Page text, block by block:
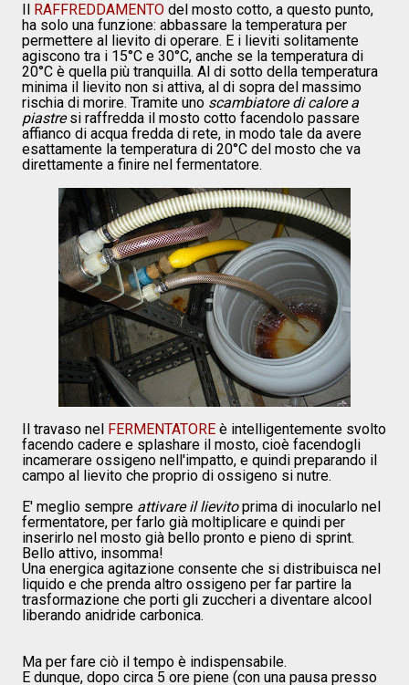
Il RAFFREDDAMENTO del mosto cotto, a questo punto,
ha solo una funzione: abbassare la temperatura per
permettere al lievito di operare. E i lieviti solitamente
agiscono tra i 15°C e 30°C, anche se la temperatura di
20°C è quella più tranquilla. Al di sotto della temperatura
minima il lievito non si attiva, al di sopra del massimo
rischia di morire. Tramite uno scambiatore di calore a
piastresi raffredda il mosto cotto facendolo passare
affianco di acqua fredda di rete, in modo tale da avere
esattamente la temperatura di 20°C del mosto che va
direttamente a finire nel fermentatore.
Il travaso nel FERMENTATORE è intelligentemente svolto
facendo cadere e splashare il mosto, cioè facendogli
incamerare ossigeno nell'impatto, e quindi preparando il
campo al lievito che proprio di ossigeno si nutre.
E' meglio sempre attivare il lievitoprima di inocularlo nel
fermentatore, per farlo già moltiplicare e quindi per
inserirlo nel mosto già bello pronto e pieno di sprint.
Bello attivo, insomma!
Una energica agitazione consente che si distribuisca nel
liquido e che prenda altro ossigeno per far partire la
trasformazione che porti gli zuccheri a diventare alcool
liberando anidride carbonica.
Ma per fare ciò il tempo è indispensabile.
E dunque, dopo circa 5 ore piene (con una pausa presso